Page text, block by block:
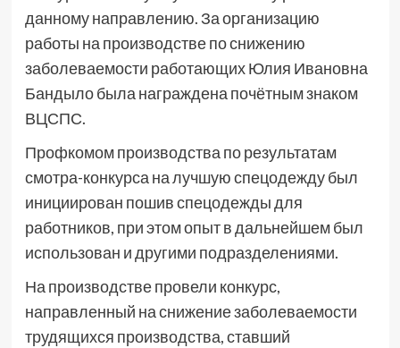
данному направлению. За организацию
работы на производстве по снижению
заболеваемости работающих Юлия Ивановна
Бандыло была награждена почётным знаком
ВЦСПС.
Профкомом производства по результатам
смотра-конкурса на лучшую спецодежду был
инициирован пошив спецодежды для
работников, при этом опыт в дальнейшем был
использован и другими подразделениями.
На производстве провели конкурс,
направленный на снижение заболеваемости
трудящихся производства, ставший